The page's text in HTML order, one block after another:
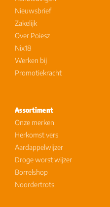
Nieuwsbrief
Zakelijk
Over Poiesz
Nix18
Werken bij
Promotiekracht
Assortiment
Onze merken
Herkomst vers
Aardappelwijzer
Droge worst wijzer
Borrelshop
Noordertrots